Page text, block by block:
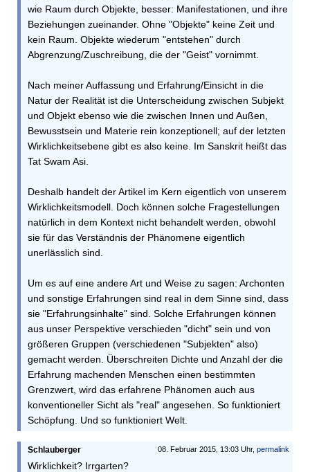
wie Raum durch Objekte, besser: Manifestationen, und ihre
Beziehungen zueinander. Ohne "Objekte" keine Zeit und
kein Raum. Objekte wiederum "entstehen" durch
Abgrenzung/Zuschreibung, die der "Geist" vornimmt.
Nach meiner Auffassung und Erfahrung/Einsicht in die
Natur der Realität ist die Unterscheidung zwischen Subjekt
und Objekt ebenso wie die zwischen Innen und Außen,
Bewusstsein und Materie rein konzeptionell; auf der letzten
Wirklichkeitsebene gibt es also keine. Im Sanskrit heißt das
Tat Swam Asi.
Deshalb handelt der Artikel im Kern eigentlich von unserem
Wirklichkeitsmodell. Doch können solche Fragestellungen
natürlich in dem Kontext nicht behandelt werden, obwohl
sie für das Verständnis der Phänomene eigentlich
unerlässlich sind.
Um es auf eine andere Art und Weise zu sagen: Archonten
und sonstige Erfahrungen sind real in dem Sinne sind, dass
sie "Erfahrungsinhalte" sind. Solche Erfahrungen können
aus unser Perspektive verschieden "dicht" sein und von
größeren Gruppen (verschiedenen "Subjekten" also)
gemacht werden. Überschreiten Dichte und Anzahl der die
Erfahrung machenden Menschen einen bestimmten
Grenzwert, wird das erfahrene Phänomen auch aus
konventioneller Sicht als "real" angesehen. So funktioniert
Schöpfung. Und so funktioniert Welt.
08. Februar 2015, 13:03 Uhr, permalink
Schlauberger
Wirklichkeit? Irrgarten?